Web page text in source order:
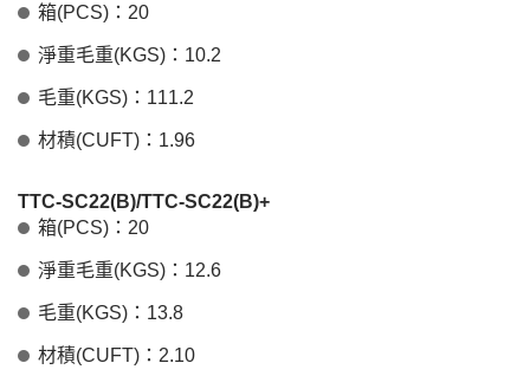
箱(PCS)：20
淨重毛重(KGS)：10.2
毛重(KGS)：111.2
材積(CUFT)：1.96
TTC-SC22(B)/TTC-SC22(B)+
箱(PCS)：20
淨重毛重(KGS)：12.6
毛重(KGS)：13.8
材積(CUFT)：2.10